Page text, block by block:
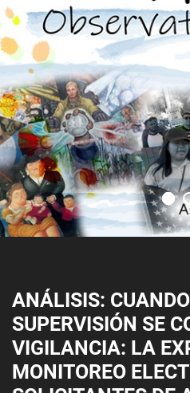
ANÁLISIS:
SUPERVISIÓN SE
VIGILANCIA: LA
MONITOREO